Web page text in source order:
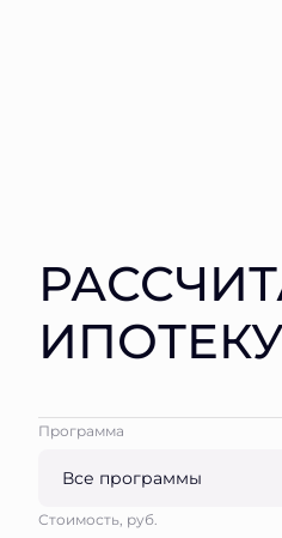
ИПОТЕКУ
Программа
Все программы
Стоимость, руб.